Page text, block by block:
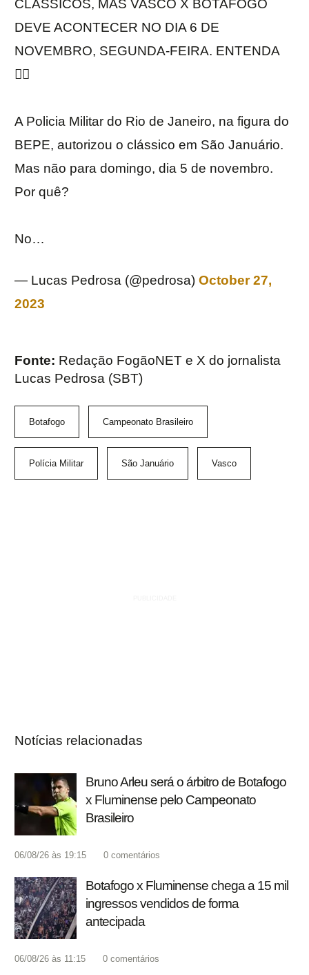
CLÁSSICOS, MAS VASCO X BOTAFOGO
DEVE ACONTECER NO DIA 6 DE
NOVEMBRO, SEGUNDA-FEIRA. ENTENDA
👇🏽
A Policia Militar do Rio de Janeiro, na figura do
BEPE, autorizou o clássico em São Januário.
Mas não para domingo, dia 5 de novembro.
Por quê?
No…
— Lucas Pedrosa (@pedrosa) October 27,
2023
Fonte: Redação FogãoNET e X do jornalista
Lucas Pedrosa (SBT)
Botafogo Campeonato Brasileiro
Polícia Militar São Januário Vasco
Notícias relacionadas
Bruno Arleu será o árbitro de Botafogo
x Fluminense pelo Campeonato
Brasileiro
06/08/26 às 19:15 0 comentários
Botafogo x Fluminense chega a 15 mil
ingressos vendidos de forma
antecipada
06/08/26 às 11:15 0 comentários